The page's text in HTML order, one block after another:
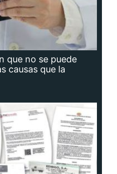
que no se puede
causas que la